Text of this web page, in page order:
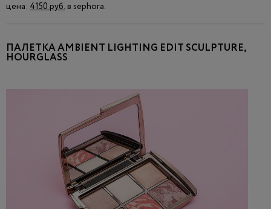
цена: 4150 руб.в sephora.
ПАЛЕТКА AMBIENT LIGHTING EDIT SCULPTURE,
HOURGLASS